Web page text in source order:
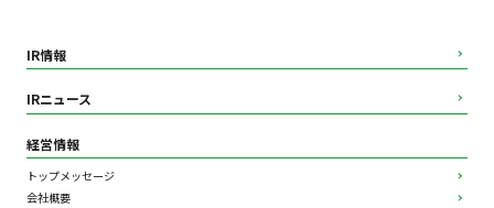
IR情報
IRニュース
経営情報
トップメッセージ
会社概要